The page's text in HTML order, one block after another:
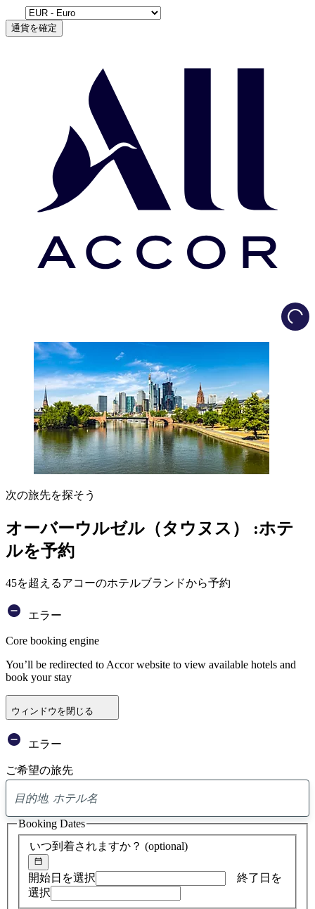
通貨を確定
次の旅先を探そう
オーバーウルゼル（タウヌス） :ホテ
ルを予約
45を超えるアコーのホテルブランドから予約
エラー
Core booking engine
You’ll be redirected to Accor website to view available hotels and
book your stay
ウィンドウを閉じる
エラー
ご希望の旅先
ア
ド
バ
イ
検
索
いつ到着されますか？ (optional)
開始日を選択
終了日を
選択
Booking Dates